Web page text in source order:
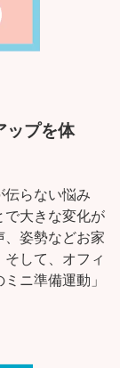
ップを体
伝らない悩み
で大きな変化が
姿勢などお家
して、オフィ
ニ準備運動」